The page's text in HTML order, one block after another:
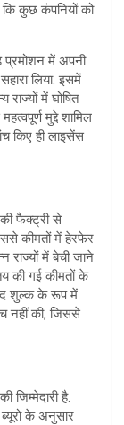
कुछ कंपनियों को
प्रमोशन में अपनी
लिया. इसमें
राज्यों में घोषित
मुद्दे शामिल
किए ही लाइसेंस
की फैक्ट्री से
कीमतों में हेरफेर
राज्यों में बेची जाने
की गई कीमतों के
शुल्क के रूप में
नहीं की, जिससे
जिम्मेदारी है.
के अनुसार